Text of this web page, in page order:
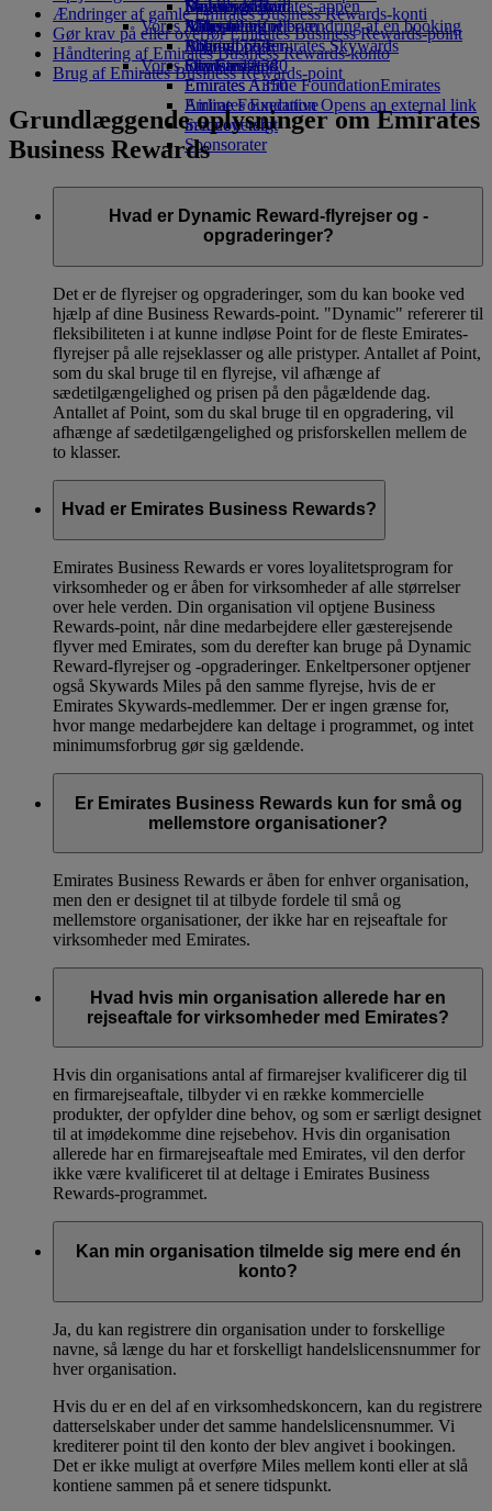
Drikkevarer
Vores flåde
Boeing 777
Emirates A380
Emirates A350
Emirates Executive
Sædeoversigt
Legetøj til børn
Aktiviteter for børn
Bæredygtighed
Miljøpolitik
Miljørapporter
Vores lokalsamfund
Emirates Airline FoundationEmirates
Airline Foundation Opens an external link
in a new tab
Sponsorater
Skywards Rail
Miles-beregner
Log ind på Emirates Skywards
Skywards+
Mobil og Emirates-appen
Afbestilling eller ændring af en booking
Afbrudt rejse
Om Emirates
Ændringer af gamle Emirates Business Rewards-konti
Gør krav på eller overfør Emirates Business Rewards-point
Håndtering af Emirates Business Rewards-konto
Brug af Emirates Business Rewards-point
Grundlæggende oplysninger om Emirates
Business Rewards
Hvad er Dynamic Reward-flyrejser og -
opgraderinger?
Det er de flyrejser og opgraderinger, som du kan booke ved
hjælp af dine Business Rewards-point. "Dynamic" refererer til
fleksibiliteten i at kunne indløse Point for de fleste Emirates-
flyrejser på alle rejseklasser og alle pristyper. Antallet af Point,
som du skal bruge til en flyrejse, vil afhænge af
sædetilgængelighed og prisen på den pågældende dag.
Antallet af Point, som du skal bruge til en opgradering, vil
afhænge af sædetilgængelighed og prisforskellen mellem de
to klasser.
Hvad er Emirates Business Rewards?
Emirates Business Rewards er vores loyalitetsprogram for
virksomheder og er åben for virksomheder af alle størrelser
over hele verden. Din organisation vil optjene Business
Rewards-point, når dine medarbejdere eller gæsterejsende
flyver med Emirates, som du derefter kan bruge på Dynamic
Reward-flyrejser og -opgraderinger. Enkeltpersoner optjener
også Skywards Miles på den samme flyrejse, hvis de er
Emirates Skywards-medlemmer. Der er ingen grænse for,
hvor mange medarbejdere kan deltage i programmet, og intet
minimumsforbrug gør sig gældende.
Er Emirates Business Rewards kun for små og
mellemstore organisationer?
Emirates Business Rewards er åben for enhver organisation,
men den er designet til at tilbyde fordele til små og
mellemstore organisationer, der ikke har en rejseaftale for
virksomheder med Emirates.
Hvad hvis min organisation allerede har en
rejseaftale for virksomheder med Emirates?
Hvis din organisations antal af firmarejser kvalificerer dig til
en firmarejseaftale, tilbyder vi en række kommercielle
produkter, der opfylder dine behov, og som er særligt designet
til at imødekomme dine rejsebehov. Hvis din organisation
allerede har en firmarejseaftale med Emirates, vil den derfor
ikke være kvalificeret til at deltage i Emirates Business
Rewards-programmet.
Kan min organisation tilmelde sig mere end én
konto?
Ja, du kan registrere din organisation under to forskellige
navne, så længe du har et forskelligt handelslicensnummer for
hver organisation.
Hvis du er en del af en virksomhedskoncern, kan du registrere
datterselskaber under det samme handelslicensnummer. Vi
krediterer point til den konto der blev angivet i bookingen.
Det er ikke muligt at overføre Miles mellem konti eller at slå
kontiene sammen på et senere tidspunkt.